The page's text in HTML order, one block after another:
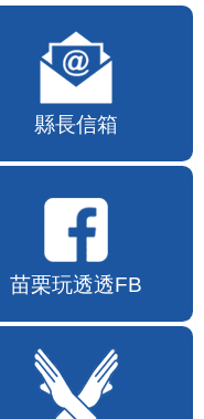
縣長信箱
苗栗玩透透FB